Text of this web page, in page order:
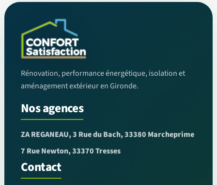
Rénovation, performance énergétique, isolation et
aménagement extérieur en Gironde.
Nos agences
ZA REGANEAU, 3 Rue du Bach, 33380 Marcheprime
7 Rue Newton, 33370 Tresses
Contact